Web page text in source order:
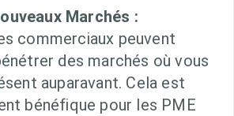
Marchés :
commerciaux peuvent
des marchés où vous
auparavant. Cela est
bénéfique pour les PME